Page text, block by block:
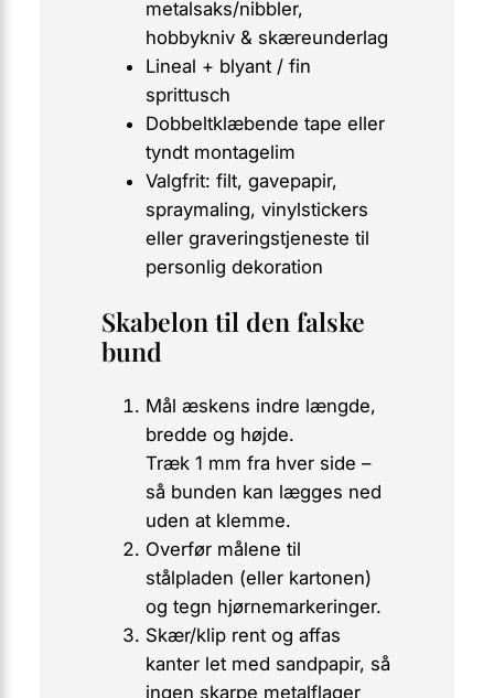
metalsaks/nibbler,
hobbykniv & skæreunderlag
Lineal + blyant / fin
sprittusch
Dobbeltklæbende tape eller
tyndt montagelim
Valgfrit: filt, gavepapir,
spraymaling, vinylstickers
eller graveringstjeneste til
personlig dekoration
Skabelon til den falske
bund
Mål æskens indre længde,
bredde og højde.
Træk 1 mm fra hver side –
så bunden kan lægges ned
uden at klemme.
Overfør målene til
stålpladen (eller kartonen)
og tegn hjørnemarkeringer.
Skær/klip rent og affas
kanter let med sandpapir, så
ingen skarpe metalflager